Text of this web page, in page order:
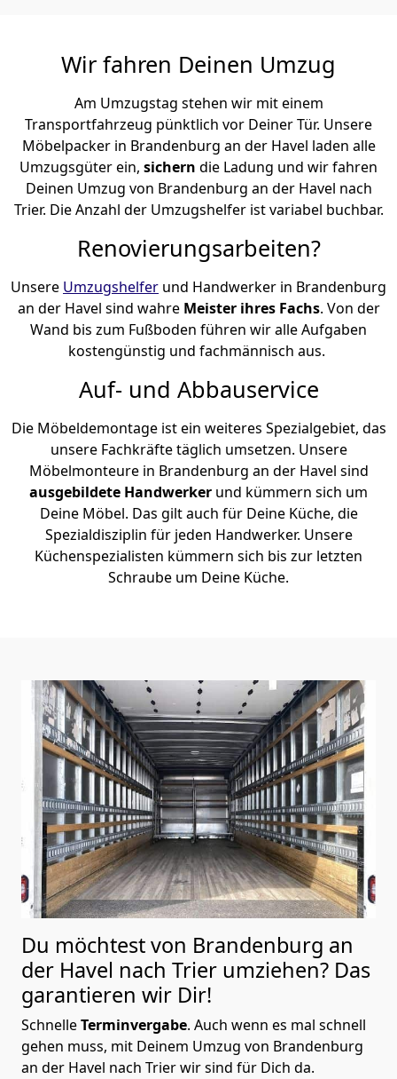
Wir fahren Deinen Umzug
Am Umzugstag stehen wir mit einem
Transportfahrzeug pünktlich vor Deiner Tür. Unsere
Möbelpacker in Brandenburg an der Havel laden alle
Umzugsgüter ein, sichern die Ladung und wir fahren
Deinen Umzug von Brandenburg an der Havel nach
Trier. Die Anzahl der Umzugshelfer ist variabel buchbar.
Renovierungsarbeiten?
Unsere Umzugshelfer und Handwerker in Brandenburg
an der Havel sind wahre Meister ihres Fachs. Von der
Wand bis zum Fußboden führen wir alle Aufgaben
kostengünstig und fachmännisch aus.
Auf- und Abbauservice
Die Möbeldemontage ist ein weiteres Spezialgebiet, das
unsere Fachkräfte täglich umsetzen. Unsere
Möbelmonteure in Brandenburg an der Havel sind
ausgebildete Handwerker und kümmern sich um
Deine Möbel. Das gilt auch für Deine Küche, die
Spezialdisziplin für jeden Handwerker. Unsere
Küchenspezialisten kümmern sich bis zur letzten
Schraube um Deine Küche.
Du möchtest von Brandenburg an
der Havel nach Trier umziehen? Das
garantieren wir Dir!
SchnelleTerminvergabe. Auch wenn es mal schnell
gehen muss, mit Deinem Umzug von Brandenburg
an der Havel nach Trier wir sind für Dich da.